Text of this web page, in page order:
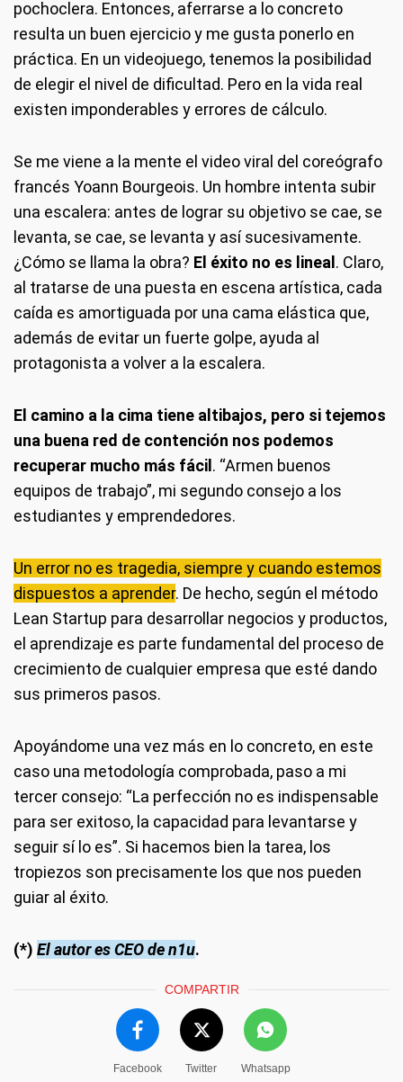
pochoclera. Entonces, aferrarse a lo concreto
resulta un buen ejercicio y me gusta ponerlo en
práctica. En un videojuego, tenemos la posibilidad
de elegir el nivel de dificultad. Pero en la vida real
existen imponderables y errores de cálculo.
Se me viene a la mente el video viral del coreógrafo
francés Yoann Bourgeois. Un hombre intenta subir
una escalera: antes de lograr su objetivo se cae, se
levanta, se cae, se levanta y así sucesivamente.
¿Cómo se llama la obra? El éxito no es lineal . Claro,
al tratarse de una puesta en escena artística, cada
caída es amortiguada por una cama elástica que,
además de evitar un fuerte golpe, ayuda al
protagonista a volver a la escalera.
El camino a la cima tiene altibajos, pero si tejemos
una buena red de contención nos podemos
recuperar mucho más fácil . “Armen buenos
equipos de trabajo”, mi segundo consejo a los
estudiantes y emprendedores.
Un error no es tragedia, siempre y cuando estemos
dispuestos a aprender. De hecho, según el método
Lean Startup para desarrollar negocios y productos,
el aprendizaje es parte fundamental del proceso de
crecimiento de cualquier empresa que esté dando
sus primeros pasos.
Apoyándome una vez más en lo concreto, en este
caso una metodología comprobada, paso a mi
tercer consejo: “La perfección no es indispensable
para ser exitoso, la capacidad para levantarse y
seguir sí lo es”. Si hacemos bien la tarea, los
tropiezos son precisamente los que nos pueden
guiar al éxito.
(*) El autor es CEO de n1u.
COMPARTIR
Facebook Twitter Whatsapp